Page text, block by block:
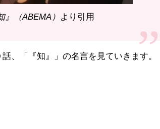
（ABEMA） より引用
、「『知』」の名言を見ていきます。